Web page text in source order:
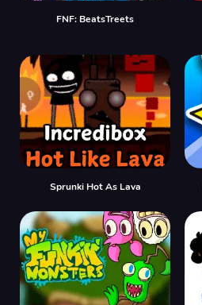
FNF: BeatsTreets
Sprunki Hot As Lava